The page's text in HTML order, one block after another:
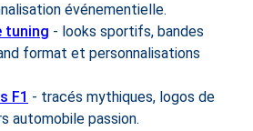
événementielle.
tuning - looks sportifs, bandes
format et personnalisations
F1 - tracés mythiques, logos de
automobile passion.